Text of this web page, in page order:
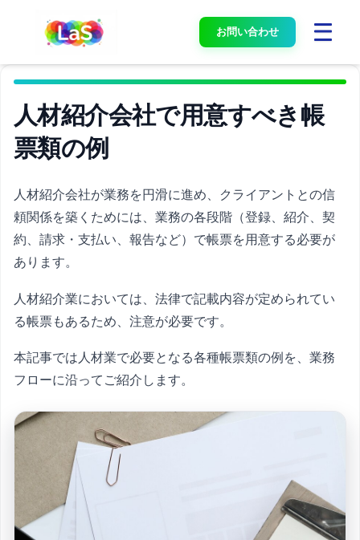
お問い合わせ
人材紹介会社で用意すべき帳
票類の例
人材紹介会社が業務を円滑に進め、クライアントとの信
頼関係を築くためには、業務の各段階（登録、紹介、契
約、請求・支払い、報告など）で帳票を用意する必要が
あります。
人材紹介業においては、法律で記載内容が定められてい
る帳票もあるため、注意が必要です。
本記事では人材業で必要となる各種帳票類の例を、業務
フローに沿ってご紹介します。